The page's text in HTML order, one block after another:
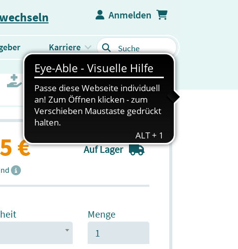
Anmelden
Karriere
WEITERES PRODUKTSORTIMENT
€ Auf Lager
Menge